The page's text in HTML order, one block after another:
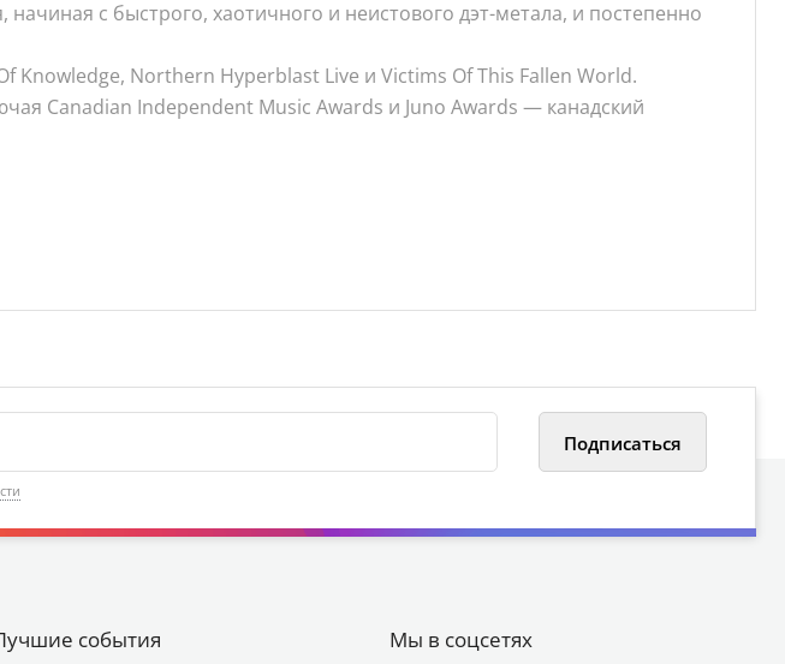
с быстрого, хаотичного и неистового дэт-метала, и постепенно
Knowledge, Northern Hyperblast Live и Victims Of This Fallen World.
Canadian Independent Music Awards и Juno Awards — канадский
события Мы в соцсетях